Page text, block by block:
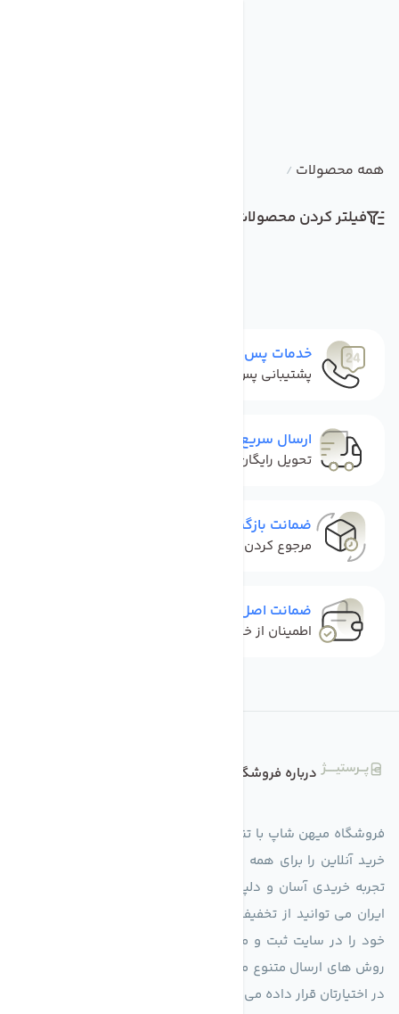
همه محصولات /
فیلتر کردن محصولات
خدمات پس از فروش
پشتیبانی پس از خرید تا مشتری راضی باشد
ارسال سریع و رایگان
تحویل رایگان و سریع محصولات
ضمانت بازگشت کالا
مرجوع کردن کالا بدون نگرانی
ضمانت اصل بودن کالا
اطمینان از خرید کالای اورجینال
درباره فروشگاه
فروشگاه میهن شاپ با تنوع ده‌ها هزار کالا در دسته‌های متفاوت،
خرید آنلاین را برای همه در سراسر کشور امکان‌پذیر کرده است و
تجربه خریدی آسان و دلپذیر را برایتان فراهم می کند. در هرجای
ایران می توانید از تخفیف های باور نکردنی ما بهره برده سفارش
خود را در سایت ثبت و منتظر دریافت کالای خود باشید. از طریق
روش های ارسال متنوع ما سفارش شما در اولین فرصت درب منزل
در اختیارتان قرار داده می شود.